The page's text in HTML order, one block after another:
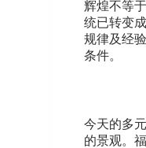
辉煌不等
统已转变
规律及经
条件。
今天的多
的景观。